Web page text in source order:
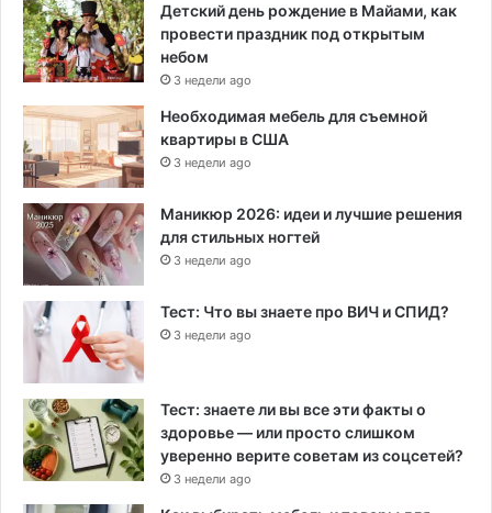
Детский день рождение в Майами, как
провести праздник под открытым
небом
3 недели ago
Необходимая мебель для съемной
квартиры в США
3 недели ago
Маникюр 2026: идеи и лучшие решения
для стильных ногтей
3 недели ago
Тест: Что вы знаете про ВИЧ и СПИД?
3 недели ago
Тест: знаете ли вы все эти факты о
здоровье — или просто слишком
уверенно верите советам из соцсетей?
3 недели ago